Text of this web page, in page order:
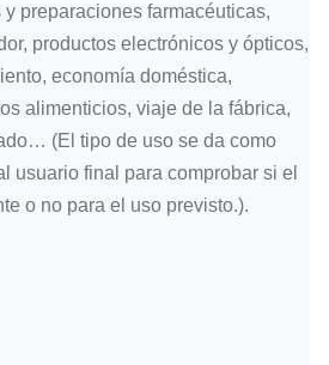
preparaciones farmacéuticas,
productos electrónicos y ópticos,
economía doméstica,
alimenticios, viaje de la fábrica,
(El tipo de uso se da como
usuario final para comprobar si el
o no para el uso previsto.).